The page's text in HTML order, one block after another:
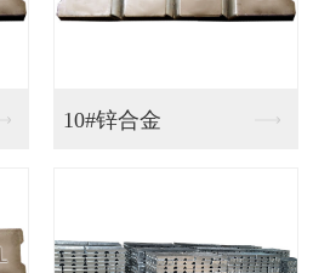
铝合金定制